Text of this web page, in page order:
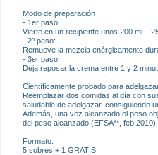
Modo de preparación
- 1er paso:
Vierte en un recipiente unos 200 ml –
- 2º paso:
Remueve la mezcla enérgicamente
- 3er paso:
Deja reposar la crema entre 1 y 2
Científicamente probado para
Reemplazar dos comidas al día con
saludable de adelgazar, consiguiendo
Además, una vez alcanzado el peso
del peso alcanzado (EFSA**, feb
Formato:
5 sobres + 1 GRATIS